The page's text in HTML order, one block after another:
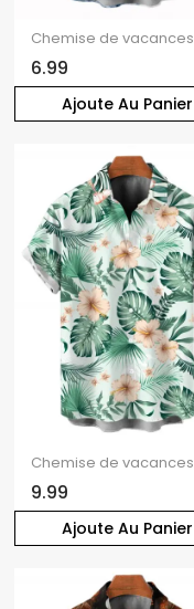
Ajoute Au Panier
6.99
Ajoute Au Panier
9.99